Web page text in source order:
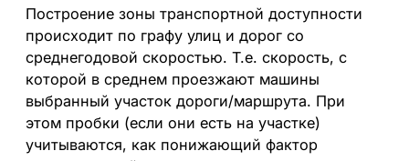
Р
а
с
ч
е
т
н
Построение зоны транспортной доступности
происходит по графу улиц и дорог со
среднегодовой скоростью. Т.е. скорость, с
которой в среднем проезжают машины
выбранный участок дороги/маршрута. При
этом пробки (если они есть на участке)
учитываются, как понижающий фактор